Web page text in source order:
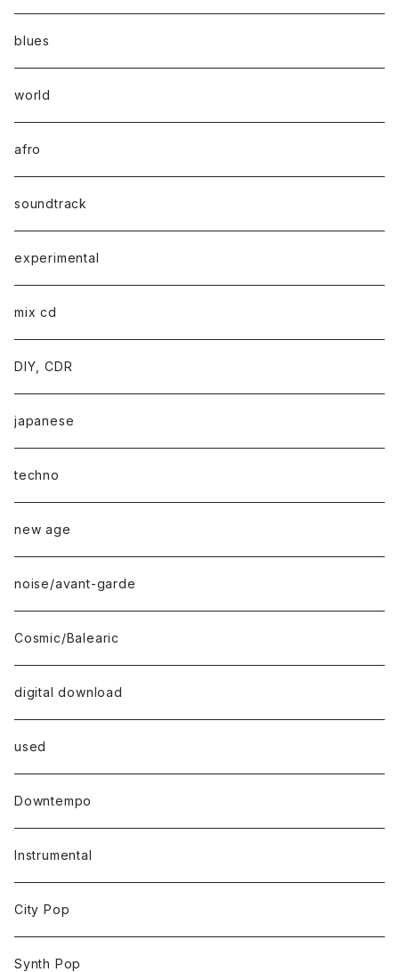
blues
world
afro
soundtrack
experimental
mix cd
DIY, CDR
japanese
techno
new age
noise/avant-garde
Cosmic/Balearic
digital download
used
Downtempo
Instrumental
City Pop
Synth Pop